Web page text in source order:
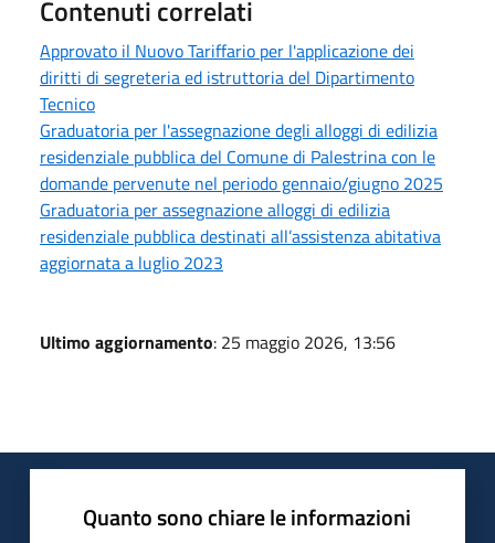
Contenuti correlati
Approvato il Nuovo Tariffario per l'applicazione dei
diritti di segreteria ed istruttoria del Dipartimento
Tecnico
Graduatoria per l'assegnazione degli alloggi di edilizia
residenziale pubblica del Comune di Palestrina con le
domande pervenute nel periodo gennaio/giugno 2025
Graduatoria per assegnazione alloggi di edilizia
residenziale pubblica destinati all’assistenza abitativa
aggiornata a luglio 2023
Ultimo aggiornamento: 25 maggio 2026, 13:56
Quanto sono chiare le informazioni